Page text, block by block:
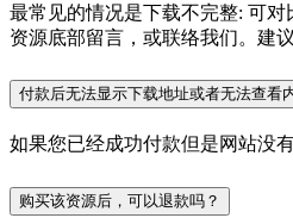
最常见的情况是下载不完整: 可
资源底部留言，或联络我们。建
付款后无法显示下载地址或者无法查看
如果您已经成功付款但是网站没
购买该资源后，可以退款吗？